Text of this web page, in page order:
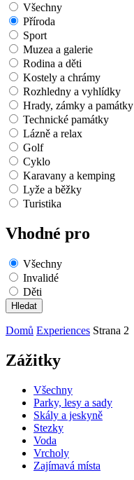
Všechny
Příroda
Sport
Muzea a galerie
Rodina a děti
Kostely a chrámy
Rozhledny a vyhlídky
Hrady, zámky a památky
Technické památky
Lázně a relax
Golf
Cyklo
Karavany a kemping
Lyže a běžky
Turistika
Vhodné pro
Všechny
Invalidé
Děti
Domů Experiences Strana 2
Zážitky
Všechny
Parky, lesy a sady
Skály a jeskyně
Stezky
Voda
Vrcholy
Zajímavá místa